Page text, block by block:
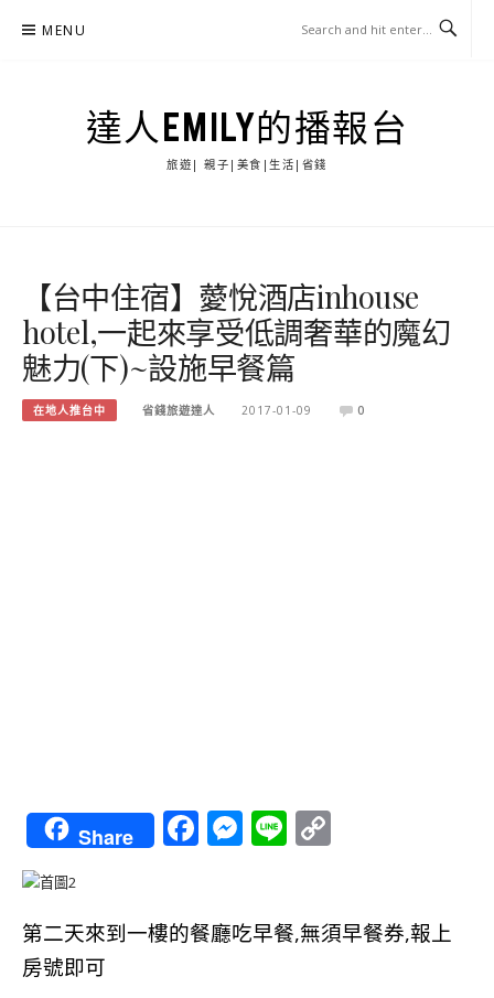
MENU
達人EMILY的播報台
旅遊| 親子|美食|生活|省錢
【台中住宿】薆悅酒店inhouse
hotel,一起來享受低調奢華的魔幻
魅力(下)~設施早餐篇
在地人推台中 省錢旅遊達人 2017-01-09 0
Share Facebook
Messenger
Line
第二天來到一樓的餐廳吃早餐,無須早餐券,報上
房號即可